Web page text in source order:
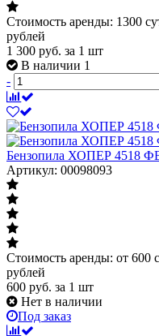
Стоимость аренды: 1300
рублей
1 300 руб. за 1 шт
В наличии 1
-
Бензопила ХОПЕР 4518
Артикул: 00098093
Стоимость аренды: от 600
рублей
600 руб. за 1 шт
Нет в наличии
Под заказ